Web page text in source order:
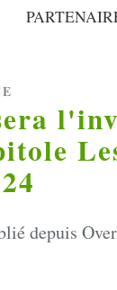
depuis